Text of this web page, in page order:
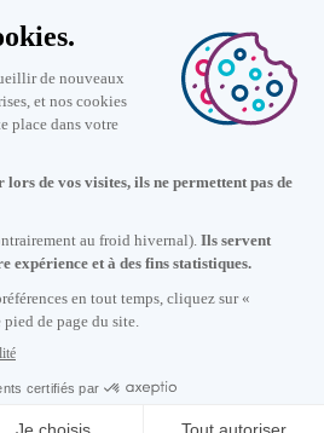
à notre infolettre
de nous
Nous joindre
de 8h30 à 17h.